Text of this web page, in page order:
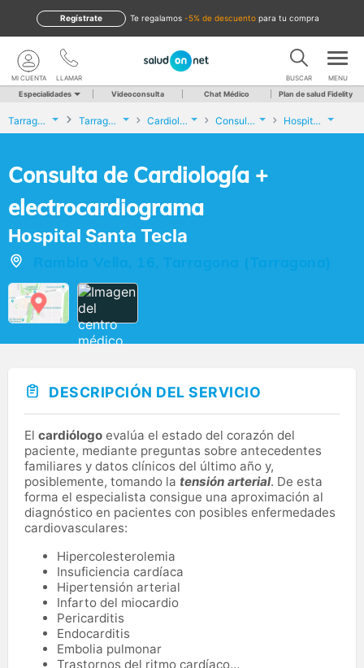
te regalamos -5% de descuento para tu compra
Regístrate
LLAMAR
MI CUENTA BUSCAR MENU
Especialidades Videoconsulta Chat Médico Plan de salud Fidelity
Tarragona Tarragona Cardiología Consulta de Cardiología + electrocardiograma Hospital Santa Tecla
Consulta de Cardiología +
electrocardiograma
Hospital Santa Tecla
Rambla Vella, 16, Tarragona (Tarragona)
DESCRIPCIÓN DEL SERVICIO
El cardiólogo evalúa el estado del corazón del
paciente, mediante preguntas sobre antecedentes
familiares y datos clínicos del último año y,
posiblemente, tomando la tensión arterial. De esta
forma el especialista consigue una aproximación al
diagnóstico en pacientes con posibles enfermedades
cardiovasculares:
Hipercolesterolemia
Insuficiencia cardíaca
Hipertensión arterial
Infarto del miocardio
Pericarditis
Endocarditis
Embolia pulmonar
Trastornos del ritmo cardíaco…